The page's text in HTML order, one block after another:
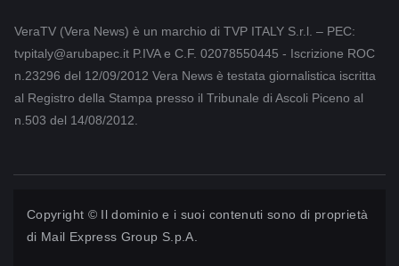
VeraTV (Vera News) è un marchio di TVP ITALY S.r.l. – PEC:
tvpitaly@arubapec.it P.IVA e C.F. 02078550445 - Iscrizione ROC
n.23296 del 12/09/2012 Vera News è testata giornalistica iscritta
al Registro della Stampa presso il Tribunale di Ascoli Piceno al
n.503 del 14/08/2012.
Copyright © Il dominio e i suoi contenuti sono di proprietà
di Mail Express Group S.p.A.